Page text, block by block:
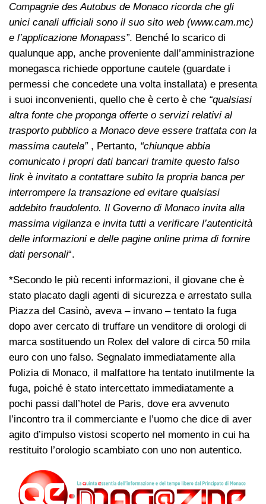
Compagnie des Autobus de Monaco ricorda che gli
unici canali ufficiali sono il suo sito web (www.cam.mc)
e l’applicazione Monapass”. Benché lo scarico di
qualunque app, anche proveniente dall’amministrazione
monegasca richiede opportune cautele (guardate i
permessi che concedete una volta installata) e presenta
i suoi inconvenienti, quello che è certo è che “qualsiasi
altra fonte che proponga offerte o servizi relativi al
trasporto pubblico a Monaco deve essere trattata con la
massima cautela”, Pertanto, “chiunque abbia
comunicato i propri dati bancari tramite questo falso
link è invitato a contattare subito la propria banca per
interrompere la transazione ed evitare qualsiasi
addebito fraudolento. Il Governo di Monaco invita alla
massima vigilanza e invita tutti a verificare l’autenticità
delle informazioni e delle pagine online prima di fornire
dati personali“.
*Secondo le più recenti informazioni, il giovane che è
stato placato dagli agenti di sicurezza e arrestato sulla
Piazza del Casinò, aveva – invano – tentato la fuga
dopo aver cercato di truffare un venditore di orologi di
marca sostituendo un Rolex del valore di circa 50 mila
euro con uno falso. Segnalato immediatamente alla
Polizia di Monaco, il malfattore ha tentato inutilmente la
fuga, poiché è stato intercettato immediatamente a
pochi passi dall’hotel de Paris, dove era avvenuto
l’incontro tra il commerciante e l’uomo che dice di aver
agito d’impulso vistosi scoperto nel momento in cui ha
restituito l’orologio scambiato con uno non autentico.